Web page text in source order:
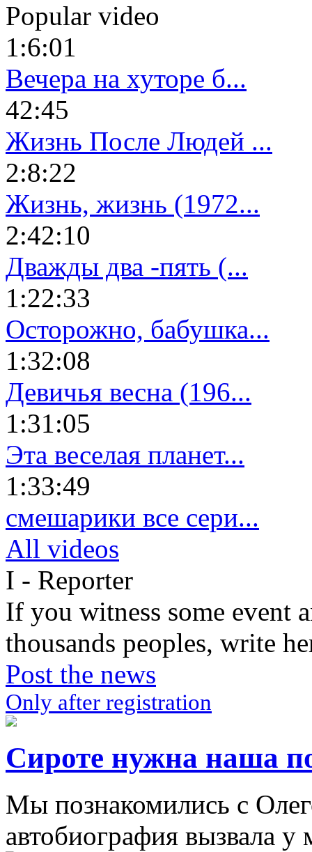
Popular video
1:6:01
Вечера на хуторе б...
42:45
Жизнь После Людей ...
2:8:22
Жизнь, жизнь (1972...
2:42:10
Дважды два -пять (...
1:22:33
Осторожно, бабушка...
1:32:08
Девичья весна (196...
1:31:05
Эта веселая планет...
1:33:49
смешарики все сери...
All videos
I - Reporter
If you witness some event
thousands peoples, write
Post the news
Only after registration
Сироте нужна наша
Мы познакомились с
автобиография вызвала у